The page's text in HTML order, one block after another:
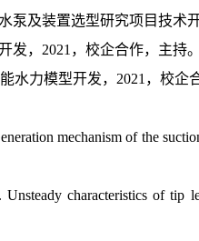
泵及装置选型研究项目技术
发，2021，校企合作，主持。
水力模型开发，2021，校企
mechanism of the
characteristics of tip